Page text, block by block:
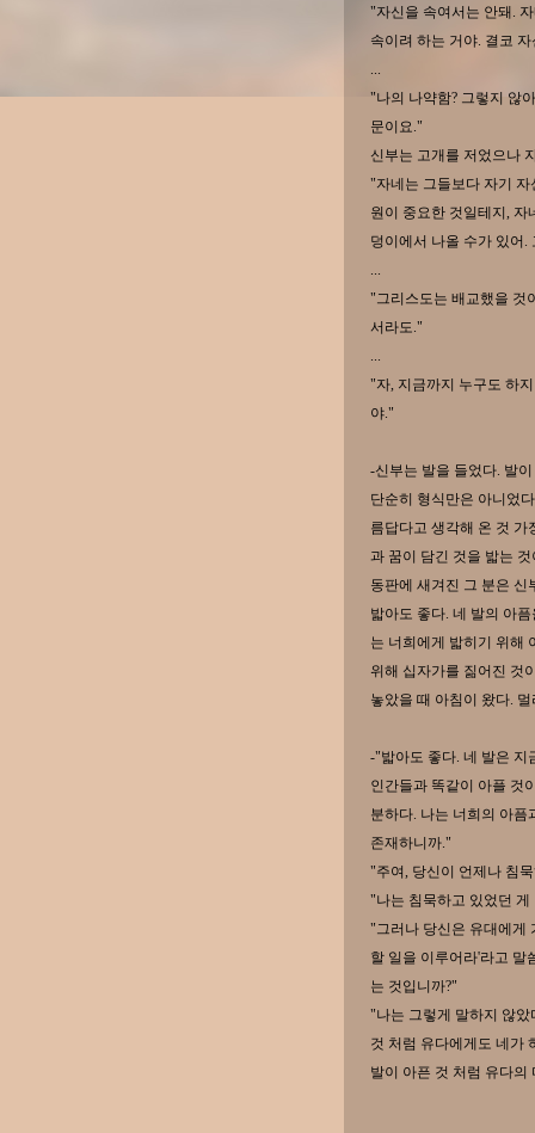
"자신을 속여서는 안돼.
속이려 하는 거야. 결코
...
"나의 나약함? 그렇지 않
문이요."
신부는 고개를 저었으나
"자네는 그들보다 자기
원이 중요한 것일테지, 자
덩이에서 나올 수가 있어.
...
"그리스도는 배교했을 것
서라도."
...
"자, 지금까지 누구도 하
야."
-신부는 발을 들었다. 발
단순히 형식만은 아니었
름답다고 생각해 온 것 가
과 꿈이 담긴 것을 밟는
동판에 새겨진 그 분은 신
밟아도 좋다. 네 발의 아
는 너희에게 밟히기 위해
위해 십자가를 짊어진 것
놓았을 때 아침이 왔다.
-"밟아도 좋다. 네 발은 지
인간들과 똑같이 아플 것
분하다. 나는 너희의 아픔
존재하니까."
"주여, 당신이 언제나 침
"나는 침묵하고 있었던
"그러나 당신은 유대에게
할 일을 이루어라'라고 말
는 것입니까?"
"나는 그렇게 말하지 않
것 처럼 유다에게도 네가
발이 아픈 것 처럼 유다의